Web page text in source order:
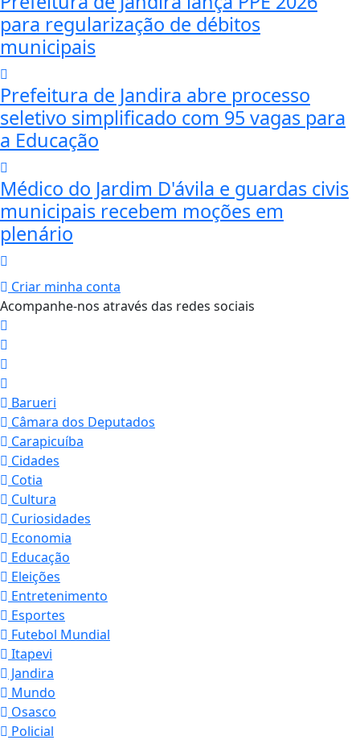
para regularização de débitos
municipais
Prefeitura de Jandira abre processo
seletivo simplificado com 95 vagas para
a Educação
Médico do Jardim D'ávila e guardas civis
municipais recebem moções em
plenário
Criar minha conta
Acompanhe-nos através das redes sociais
Barueri
Câmara dos Deputados
Carapicuíba
Cidades
Cotia
Cultura
Curiosidades
Economia
Educação
Eleições
Entretenimento
Esportes
Futebol Mundial
Itapevi
Jandira
Mundo
Osasco
Policial